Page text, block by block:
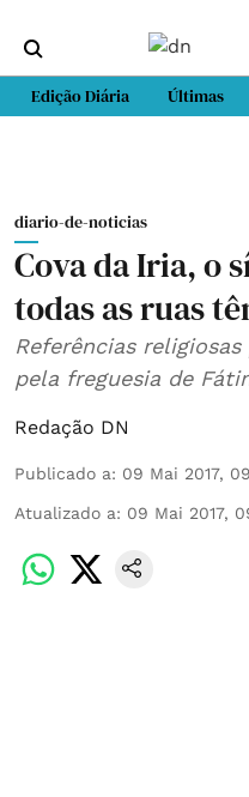
Edição Diária Últimas
diario-de-noticias
Cova da Iria, o
todas as ruas
Referências
pela freguesia de
Redação DN
Publicado a: 09 Mai 2017,
Atualizado a: 09 Mai 2017,